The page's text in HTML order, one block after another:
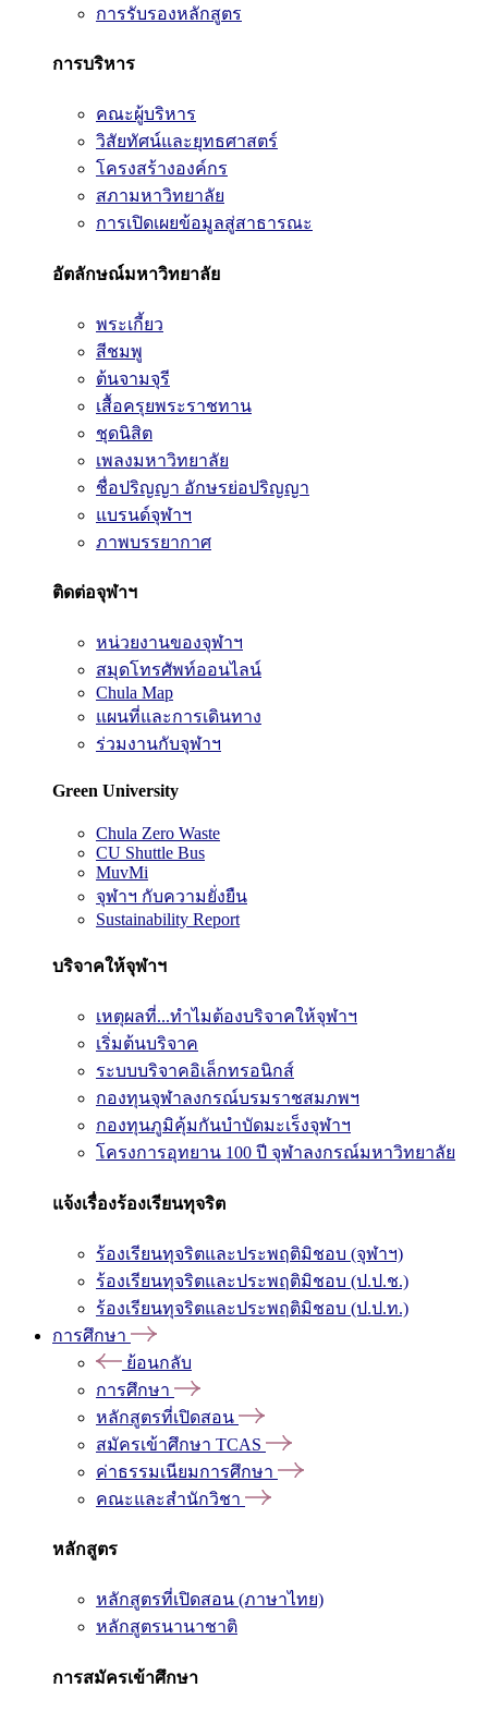
การรับรองหลักสูตร
การบริหาร
คณะผู้บริหาร
วิสัยทัศน์และยุทธศาสตร์
โครงสร้างองค์กร
สภามหาวิทยาลัย
การเปิดเผยข้อมูลสู่สาธารณะ
อัตลักษณ์มหาวิทยาลัย
พระเกี้ยว
สีชมพู
ต้นจามจุรี
เสื้อครุยพระราชทาน
ชุดนิสิต
เพลงมหาวิทยาลัย
ชื่อปริญญา อักษรย่อปริญญา
แบรนด์จุฬาฯ
ภาพบรรยากาศ
ติดต่อจุฬาฯ
หน่วยงานของจุฬาฯ
สมุดโทรศัพท์ออนไลน์
Chula Map
แผนที่และการเดินทาง
ร่วมงานกับจุฬาฯ
Green University
Chula Zero Waste
CU Shuttle Bus
MuvMi
จุฬาฯ กับความยั่งยืน
Sustainability Report
บริจาคให้จุฬาฯ
เหตุผลที่...ทำไมต้องบริจาคให้จุฬาฯ
เริ่มต้นบริจาค
ระบบบริจาคอิเล็กทรอนิกส์
กองทุนจุฬาลงกรณ์บรมราชสมภพฯ
กองทุนภูมิคุ้มกันบำบัดมะเร็งจุฬาฯ
โครงการอุทยาน 100 ปี จุฬาลงกรณ์มหาวิทยาลัย
แจ้งเรื่องร้องเรียนทุจริต
ร้องเรียนทุจริตและประพฤติมิชอบ (จุฬาฯ)
ร้องเรียนทุจริตและประพฤติมิชอบ (ป.ป.ช.)
ร้องเรียนทุจริตและประพฤติมิชอบ (ป.ป.ท.)
การศึกษา
ย้อนกลับ
การศึกษา
หลักสูตรที่เปิดสอน
สมัครเข้าศึกษา TCAS
ค่าธรรมเนียมการศึกษา
คณะและสำนักวิชา
หลักสูตร
หลักสูตรที่เปิดสอน (ภาษาไทย)
หลักสูตรนานาชาติ
การสมัครเข้าศึกษา